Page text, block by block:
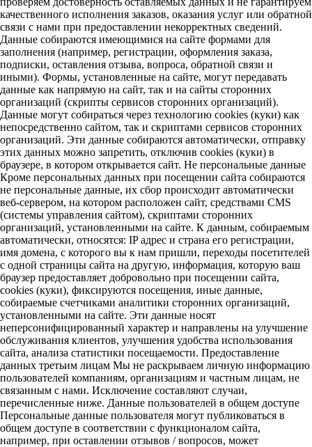
качественного исполнения заказов, оказания услуг или обратной
связи с нами при предоставлении некорректных сведений.
Данные собираются имеющимися на сайте формами для
заполнения (например, регистрации, оформления заказа,
подписки, оставления отзыва, вопроса, обратной связи и
иными). Формы, установленные на сайте, могут передавать
данные как напрямую на сайт, так и на сайты сторонних
организаций (скрипты сервисов сторонних организаций).
Данные могут собираться через технологию cookies (куки) как
непосредственно сайтом, так и скриптами сервисов сторонних
организаций. Эти данные собираются автоматически, отправку
этих данных можно запретить, отключив cookies (куки) в
браузере, в котором открывается сайт. Не персональные данные
Кроме персональных данных при посещении сайта собираются
не персональные данные, их сбор происходит автоматически
веб-сервером, на котором расположен сайт, средствами CMS
(системы управления сайтом), скриптами сторонних
организаций, установленными на сайте. К данным, собираемым
автоматически, относятся: IP адрес и страна его регистрации,
имя домена, с которого вы к нам пришли, переходы посетителей
с одной страницы сайта на другую, информация, которую ваш
браузер предоставляет добровольно при посещении сайта,
cookies (куки), фиксируются посещения, иные данные,
собираемые счетчиками аналитики сторонних организаций,
установленными на сайте. Эти данные носят
неперсонифицированный характер и направлены на улучшение
обслуживания клиентов, улучшения удобства использования
сайта, анализа статистики посещаемости. Предоставление
данных третьим лицам Мы не раскрываем личную информацию
пользователей компаниям, организациям и частным лицам, не
связанным с нами. Исключение составляют случаи,
перечисленные ниже. Данные пользователей в общем доступе
Персональные данные пользователя могут публиковаться в
общем доступе в соответствии с функционалом сайта,
например, при оставлении отзывов / вопросов, может